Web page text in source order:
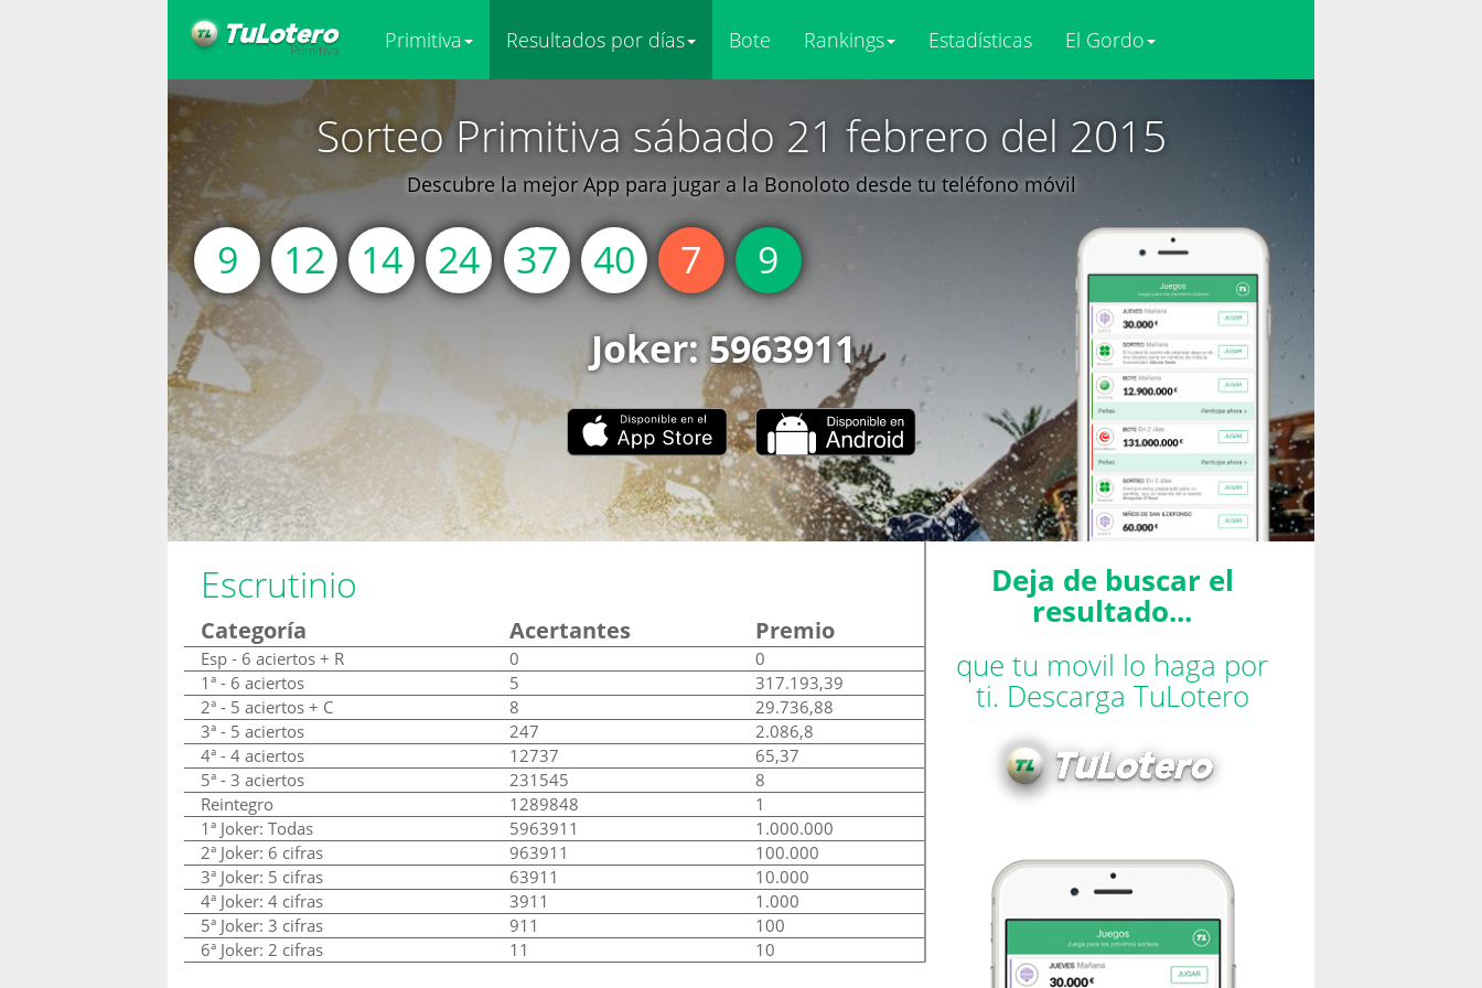
Primitiva Resultados por días Bote Rankings Estadísticas El Gordo
Sorteo Primitiva sábado 21 febrero del 2015
Descubre la mejor App para jugar a la Bonoloto desde tu teléfono móvil
9 12 14 24 37 40 7
9
Joker: 5963911
Escrutinio
Categoría Acertantes Premio
Esp - 6 aciertos + R 0
0
1ª - 6 aciertos
5
317.193,39
2ª - 5 aciertos + C
8
29.736,88
3ª - 5 aciertos
247
2.086,8
4ª - 4 aciertos
12737
65,37
5ª - 3 aciertos
231545
8
Reintegro
1289848
1
1ª Joker: Todas
5963911
1.000.000
2ª Joker: 6 cifras
963911
100.000
3ª Joker: 5 cifras
63911
10.000
4ª Joker: 4 cifras
3911
1.000
5ª Joker: 3 cifras
911
100
6ª Joker: 2 cifras
11 10
Deja de buscar el
resultado...
que tu movil lo haga por
ti. Descarga TuLotero